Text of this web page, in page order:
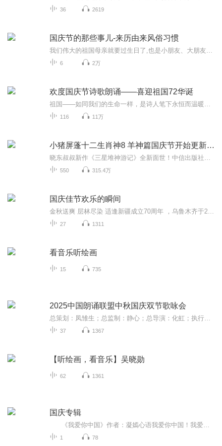
36 2619
国庆节的那些事儿-来历由来风俗习惯
6 2万
欢度国庆节诗歌朗诵——喜迎祖国72华诞
116 11万
小猪屏蓬十二生肖神8 羊神篇国庆节开始更新啦！
550 315.4万
国庆佳节欢乐的瞬间
27 1311
看音乐听绘画
15 735
2025中国朗诵联盟中秋国庆双节歌咏会
37 1367
【听绘画，看音乐】吴晓勋
62 1361
国庆专辑
1 78